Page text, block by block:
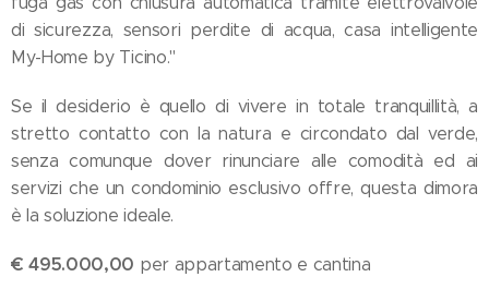
di sicurezza, sensori perdite di acqua, casa intelligente
My-Home by Ticino."
Se il desiderio è quello di vivere in totale tranquillità, a
stretto contatto con la natura e circondato dal verde,
senza comunque dover rinunciare alle comodità ed ai
servizi che un condominio esclusivo offre, questa dimora
è la soluzione ideale.
€ 495.000,00 per appartamento e cantina